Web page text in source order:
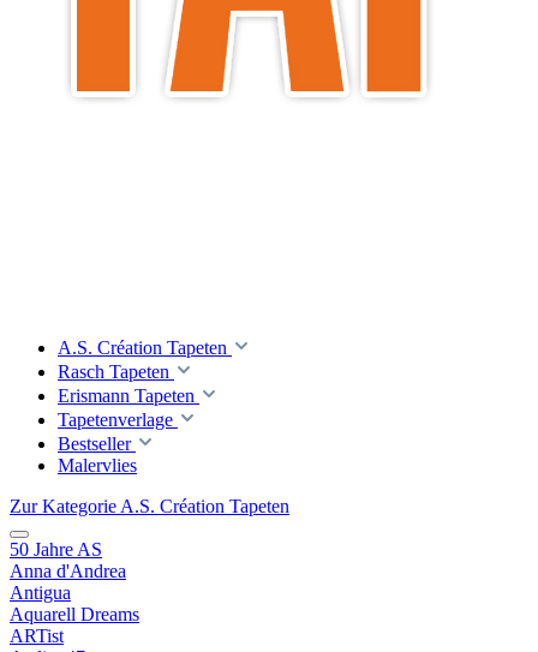
A.S. Création Tapeten
Rasch Tapeten
Erismann Tapeten
Tapetenverlage
Bestseller
Malervlies
Zur Kategorie A.S. Création Tapeten
50 Jahre AS
Anna d'Andrea
Antigua
Aquarell Dreams
ARTist